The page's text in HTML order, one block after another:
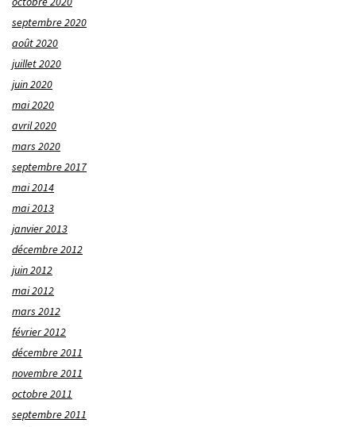
septembre 2020
août 2020
juillet 2020
juin 2020
mai 2020
avril 2020
mars 2020
septembre 2017
mai 2014
mai 2013
janvier 2013
décembre 2012
juin 2012
mai 2012
mars 2012
février 2012
décembre 2011
novembre 2011
octobre 2011
septembre 2011